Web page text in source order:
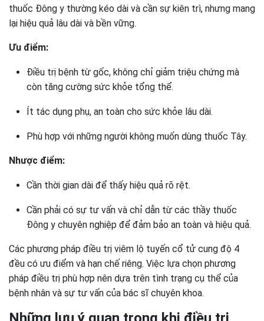
thuốc Đông y thường kéo dài và cần sự kiên trì, nhưng mang
lại hiệu quả lâu dài và bền vững.
Ưu điểm:
Điều trị bệnh từ gốc, không chỉ giảm triệu chứng mà
còn tăng cường sức khỏe tổng thể.
Ít tác dụng phụ, an toàn cho sức khỏe lâu dài.
Phù hợp với những người không muốn dùng thuốc Tây.
Nhược điểm:
Cần thời gian dài để thấy hiệu quả rõ rệt.
Cần phải có sự tư vấn và chỉ dẫn từ các thầy thuốc
Đông y chuyên nghiệp để đảm bảo an toàn và hiệu quả.
Các phương pháp điều trị viêm lộ tuyến cổ tử cung độ 4
đều có ưu điểm và hạn chế riêng. Việc lựa chọn phương
pháp điều trị phù hợp nên dựa trên tình trạng cụ thể của
bệnh nhân và sự tư vấn của bác sĩ chuyên khoa.